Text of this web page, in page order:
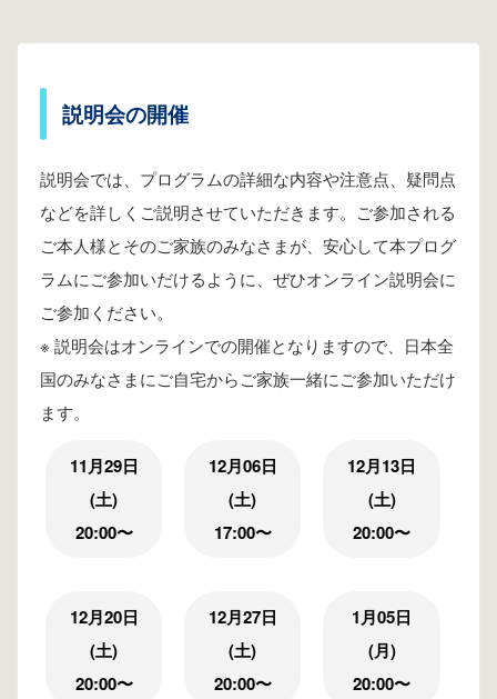
説明会の開催
説明会では、プログラムの詳細な内容や注意点、疑問点
などを詳しくご説明させていただきます。ご参加される
ご本人様とそのご家族のみなさまが、安心して本プログ
ラムにご参加いだけるように、ぜひオンライン説明会に
ご参加ください。
※ 説明会はオンラインでの開催となりますので、日本全
国のみなさまにご自宅からご家族一緒にご参加いただけ
ます。
11月29日
(土)
20:00〜
12月06日
(土)
17:00〜
12月13日
(土)
20:00〜
12月20日
(土)
20:00〜
12月27日
(土)
20:00〜
1月05日
(月)
20:00〜